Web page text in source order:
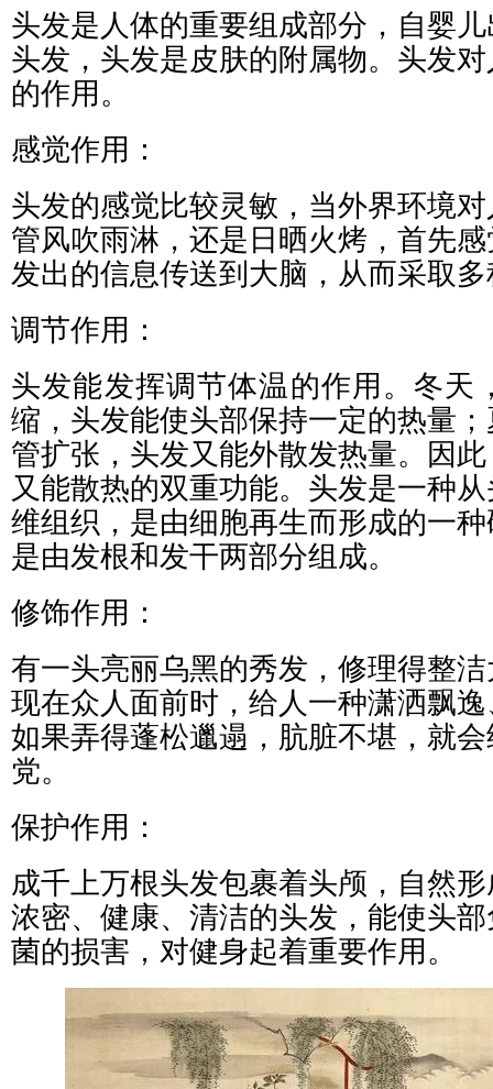
头发是人体的重要组成部分，自婴
头发，头发是皮肤的附属物。头发
的作用。
感觉作用：
头发的感觉比较灵敏，当外界环境
管风吹雨淋，还是日晒火烤，首先
发出的信息传送到大脑，从而采取
调节作用：
头发能发挥调节体温的作用。冬天
缩，头发能使头部保持一定的热量
管扩张，头发又能外散发热量。因
又能散热的双重功能。头发是一种
维组织，是由细胞再生而形成的一
是由发根和发干两部分组成。
修饰作用：
有一头亮丽乌黑的秀发，修理得整
现在众人面前时，给人一种潇洒飘
如果弄得蓬松邋遢，肮脏不堪，就
党。
保护作用：
成千上万根头发包裹着头颅，自然
浓密、健康、清洁的头发，能使头
菌的损害，对健身起着重要作用。